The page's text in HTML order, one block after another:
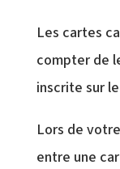
Les cartes
compter de
inscrite sur
Lors de
entre une